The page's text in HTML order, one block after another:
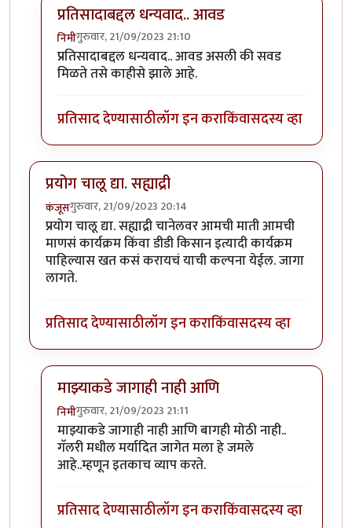
प्रतिसादाबद्दल धन्यवाद.. आवड
निमीगुरुवार, 21/09/2023 21:10
In reply toबराच मोकळा वेळ दिसतोय...byअहिरावण
प्रतिसादाबद्दल धन्यवाद.. आवड असली की सवड
मिळते तसे काहीसे झाले आहे.
प्रतिसाद देण्यासाठीलॉग इन कराकिंवासदस्य व्हा
प्रयोग चालू द्या. सह्याद्री
कंजूसगुरुवार, 21/09/2023 20:14
प्रयोग चालू द्या. सह्याद्री चानेलवर आमची माती आमची
माणसं कार्यक्रम किंवा डीडी किसान इत्यादी कार्यक्रम
पाहिल्यास खत कसं करायचं याची कल्पना येईल. जागा
लागते.
प्रतिसाद देण्यासाठीलॉग इन कराकिंवासदस्य व्हा
माझ्याकडे जागाही नाही आणि
निमीगुरुवार, 21/09/2023 21:11
In reply toप्रयोग चालू द्या. सह्याद्रीbyकंजूस
माझ्याकडे जागाही नाही आणि बागही मोठी नाही..
गॅलरी मधील मर्यादित जागेत मला हे जमले
आहे..म्हणून इतकाच व्याप करते.
प्रतिसाद देण्यासाठीलॉग इन कराकिंवासदस्य व्हा